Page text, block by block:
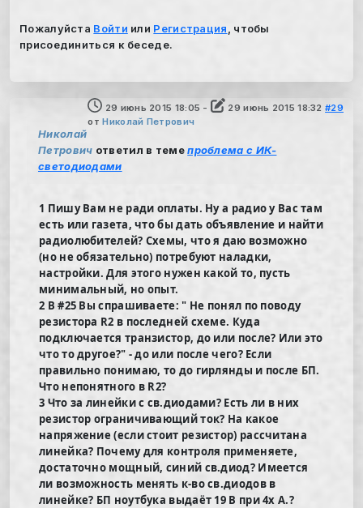
Пожалуйста Войти или Регистрация
, чтобы
присоединиться к беседе.
29 июнь 2015 18:05 - 29 июнь 2015 18:32 #29
отНиколай Петрович
Николай
Петрович ответил в темепроблема с ИК-
светодиодами
1 Пишу Вам не ради оплаты. Ну а радио у Вас там
есть или газета, что бы дать объявление и найти
радиолюбителей? Схемы, что я даю возможно
(но не обязательно) потребуют наладки,
настройки. Для этого нужен какой то, пусть
минимальный, но опыт.
2 В #25 Вы спрашиваете: " Не понял по поводу
резистора R2 в последней схеме. Куда
подключается транзистор, до или после? Или это
что то другое?" - до или после чего? Если
правильно понимаю, то до гирлянды и после БП.
Что непонятного в R2?
3 Что за линейки с св.диодами? Есть ли в них
резистор ограничивающий ток? На какое
напряжение (если стоит резистор) рассчитана
линейка? Почему для контроля применяете,
достаточно мощный, синий св.диод? Имеется
ли возможность менять к-во св.диодов в
линейке? БП ноутбука выдаёт 19 В при 4х А.?